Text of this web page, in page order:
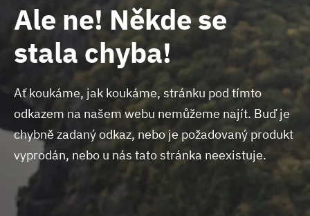
Ale ne! Někde se
stala chyba!
Ať koukáme, jak koukáme, stránku pod tímto
odkazem na našem webu nemůžeme najít. Buď je
chybně zadaný odkaz, nebo je požadovaný produkt
vyprodán, nebo u nás tato stránka neexistuje.